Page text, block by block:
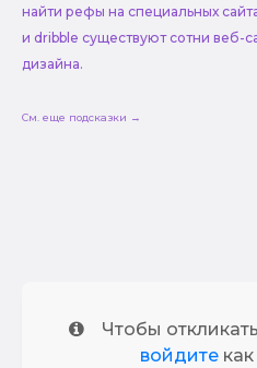
найти рефы на специальных
и dribble существуют сотни веб-
дизайна.
См. еще подсказки →
Чтобы
войдитекак